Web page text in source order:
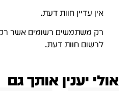
אין עדיין חוות דעת.
רק משתמשים רשומים אשר
לרשום חוות דעת.
אולי יענין אותך גם